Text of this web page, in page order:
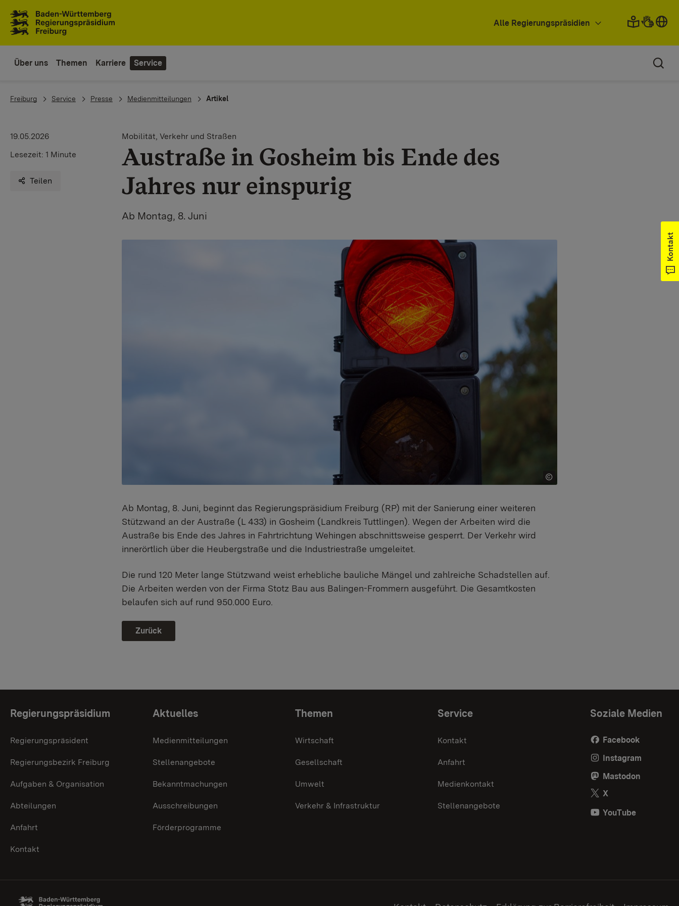
Alle Regierungspräsidien
Über uns Themen Karriere Service
You are here:
Freiburg Service Presse Medienmitteilungen Artikel
19.05.2026
Lesezeit: 1 Minute
Teilen
Mobilität, Verkehr und Straßen
Austraße in Gosheim bis Ende des
Jahres nur einspurig
Ab Montag, 8. Juni
Ab Montag, 8. Juni, beginnt das Regierungspräsidium Freiburg (RP) mit der Sanierung einer weiteren
Stützwand an der Austraße (L 433) in Gosheim (Landkreis Tuttlingen). Wegen der Arbeiten wird die
Austraße bis Ende des Jahres in Fahrtrichtung Wehingen abschnittsweise gesperrt. Der Verkehr wird
innerörtlich über die Heubergstraße und die Industriestraße umgeleitet.
Die rund 120 Meter lange Stützwand weist erhebliche bauliche Mängel und zahlreiche Schadstellen auf.
Die Arbeiten werden von der Firma Stotz Bau aus Balingen-Frommern ausgeführt. Die Gesamtkosten
belaufen sich auf rund 950.000 Euro.
Zurück
Kontakt
Themenübersicht
Regierungspräsidium
Regierungspräsident
Regierungsbezirk Freiburg
Aufgaben & Organisation
Abteilungen
Anfahrt
Kontakt
Aktuelles
Medienmitteilungen
Stellenangebote
Bekanntmachungen
Ausschreibungen
Förderprogramme
Themen
Wirtschaft
Gesellschaft
Umwelt
Verkehr & Infrastruktur
Service
Kontakt
Anfahrt
Medienkontakt
Stellenangebote
Soziale Medien
Facebook
Instagram
Mastodon
X
YouTube